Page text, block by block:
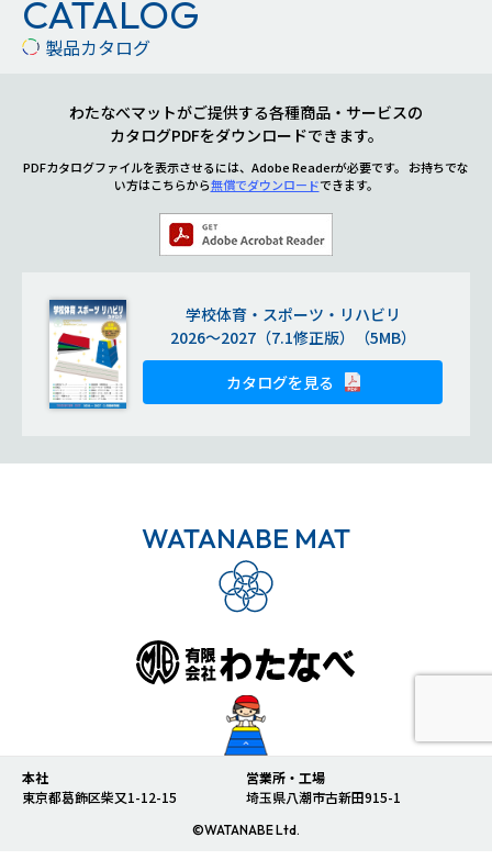
CATALOG
製品カタログ
わたなべマットがご提供する各種商品・サービスの
カタログPDFをダウンロードできます。
PDFカタログファイルを表示させるには、Adobe Readerが必要です。 お持ちでな
い方はこちらから無償でダウンロードできます。
学校体育・スポーツ・リハビリ
2026～2027（7.1修正版）（5MB）
カタログを見る
WATANABE MAT
本社
東京都葛飾区柴又1-12-15
営業所・工場
埼玉県八潮市古新田915-1
©WATANABE Ltd.